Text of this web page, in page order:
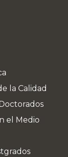
la Calidad
el Medio